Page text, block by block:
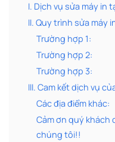
I. Dịch vụ sửa máy in
II. Quy trình sửa máy
Trường hợp 1:
Trường hợp 2:
Trường hợp 3:
III. Cam kết dịch vụ
Các địa điểm khác:
Cảm ơn quý khách
chúng tôi!!